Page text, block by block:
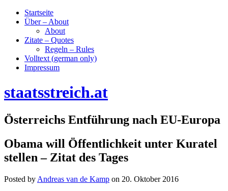
Startseite
Über – About
About
Zitate – Quotes
Regeln – Rules
Volltext (german only)
Impressum
staatsstreich.at
Österreichs Entführung nach EU-Europa
Obama will Öffentlichkeit unter Kuratel
stellen – Zitat des Tages
Posted by Andreas van de Kamp on 20. Oktober 2016